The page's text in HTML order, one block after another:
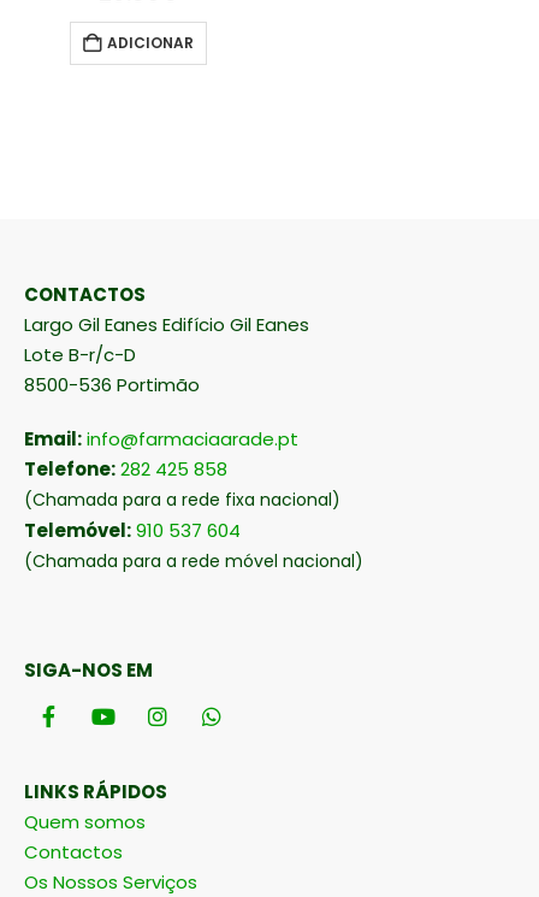
ADICIONAR
CONTACTOS
Largo Gil Eanes Edifício Gil Eanes
Lote B-r/c-D
8500-536 Portimão
Email:info@farmaciaarade.pt
Telefone:282 425 858
(Chamada para a rede fixa nacional)
Telemóvel:910 537 604
(Chamada para a rede móvel nacional)
SIGA-NOS EM
LINKS RÁPIDOS
Quem somos
Contactos
Os Nossos Serviços